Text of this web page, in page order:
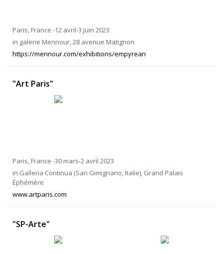
Paris, France -12 avril-3 juin 2023
in galerie Mennour, 28 avenue Matignon
https://mennour.com/exhibitions/empyrean
"Art Paris"
Paris, France -30 mars-2 avril 2023
in Galleria Continua (San Gimignano, Italie), Grand Palais
Éphémère
www.artparis.com
"SP-Arte"